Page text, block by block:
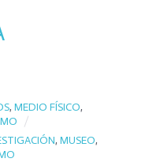
, MEDIO FÍSICO,
, MUSEO,